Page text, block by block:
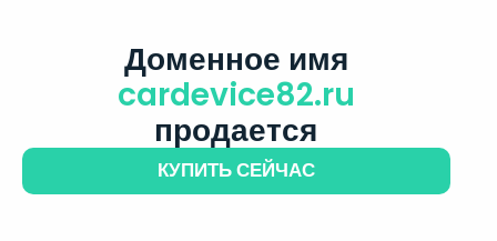
Доменное имя
cardevice82.ru
продается
КУПИТЬ СЕЙЧАС